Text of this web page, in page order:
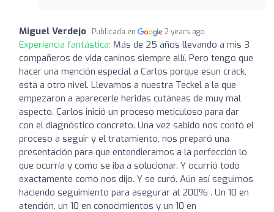
Miguel Verdejo Publicada en 2 years ago
Experiencia fantástica: Más de 25 años llevando a mis 3
compañeros de vida caninos siempre allí. Pero tengo que
hacer una mención especial a Carlos porque esun crack,
está a otro nivel. Llevamos a nuestra Teckel a la que
empezaron a aparecerle heridas cutáneas de muy mal
aspecto. Carlos inició un proceso meticuloso para dar
con el diagnóstico concreto. Una vez sabido nos contó el
proceso a seguir y el tratamiento, nos preparó una
presentación para que entendieramos a la perfección lo
que ocurría y como se iba a solucionar. Y ocurrió todo
exactamente como nos dijo. Y se curó. Aún así seguimos
haciendo seguimiento para asegurar al 200% . Un 10 en
atención, un 10 en conocimientos y un 10 en